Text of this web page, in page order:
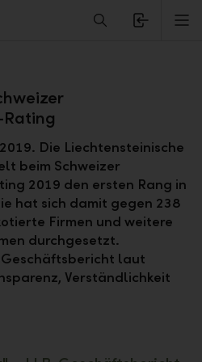
Die Liechtensteinische
beim Schweizer
2019 den ersten Rang in
hat sich damit gegen 238
Firmen und weitere
durchgesetzt.
laut
Verständlichkeit